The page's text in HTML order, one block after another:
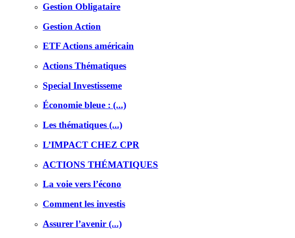
Gestion Obligataire
Gestion Action
ETF Actions américain
Actions Thématiques
Special Investisseme
Économie bleue : (...)
Les thématiques (...)
L’IMPACT CHEZ CPR
ACTIONS THÉMATIQUES
La voie vers l’écono
Comment les investis
Assurer l’avenir (...)